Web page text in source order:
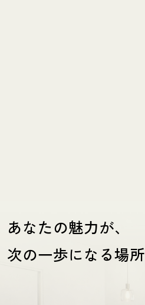
あなたの魅力が、
次の一歩になる場所